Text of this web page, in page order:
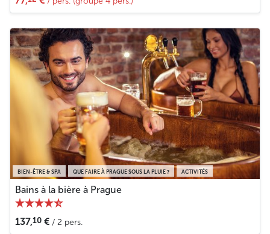
BIEN-ÊTRE & SPA QUE FAIRE À PRAGUE SOUS LA PLUIE ? ACTIVITÉS
Bains à la bière à Prague
137,10 € / 2 pers.